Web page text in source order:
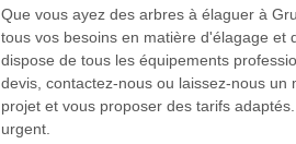
Que vous ayez des arbres à élaguer à
tous vos besoins en matière d'élagage et
dispose de tous les équipements
devis, contactez-nous ou laissez-nous
projet et vous proposer des tarifs
urgent.